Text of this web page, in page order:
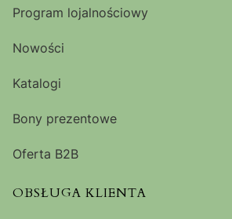
Program lojalnościowy
Nowości
Katalogi
Bony prezentowe
Oferta B2B
OBSŁUGA KLIENTA